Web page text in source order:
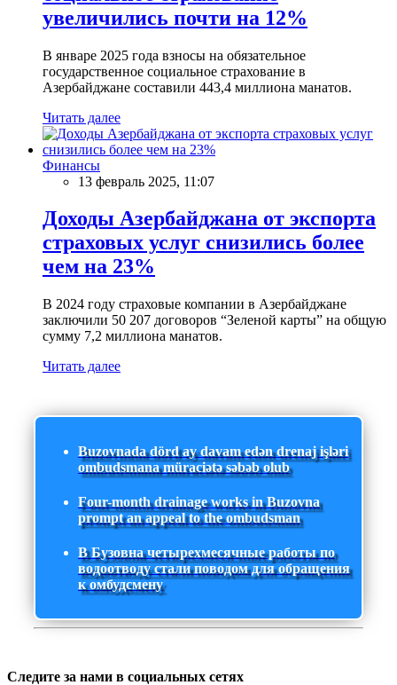
увеличились почти на 12%
В январе 2025 года взносы на обязательное
государственное социальное страхование в
Азербайджане составили 443,4 миллиона манатов.
Читать далее
Финансы
13 февраль 2025, 11:07
Доходы Азербайджана от экспорта
страховых услуг снизились более
чем на 23%
В 2024 году страховые компании в Азербайджане
заключили 50 207 договоров “Зеленой карты” на общую
сумму 7,2 миллиона манатов.
Читать далее
Buzovnada dörd ay davam edən drenaj işləri
ombudsmana müraciətə səbəb olub
Four-month drainage works in Buzovna
prompt an appeal to the ombudsman
В Бузовна четырехмесячные работы по
водоотводу стали поводом для обращения
к омбудсмену
Следите за нами в социальных сетях